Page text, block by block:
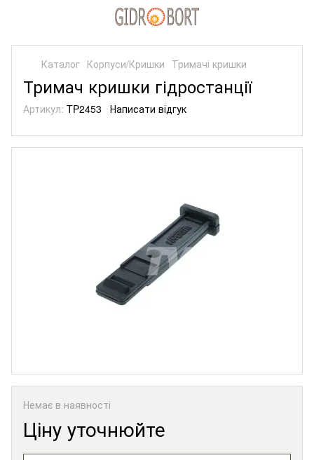
Каталог Корпуси/Кришки Тримачі кришки
Тримач кришки гідростанції
Артикул: TP2453 Написати відгук
Немає в наявності
Ціну уточнюйте